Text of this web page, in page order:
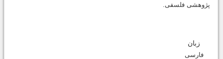
پژوهشى فلسفى.
زبان
فارسی